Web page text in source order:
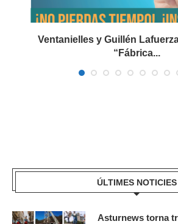
Ventanielles y Guillén
“Fábrica...
ÚLTIMES NOTICIES
Asturnews torna